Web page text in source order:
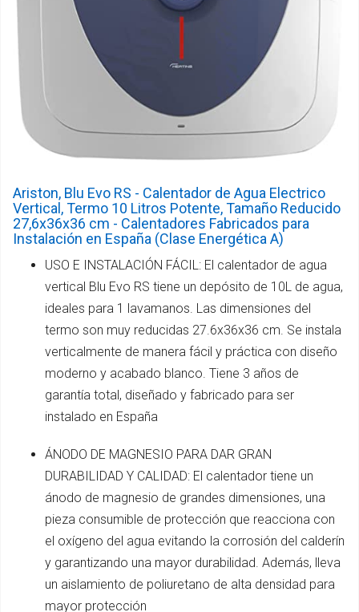
Ariston, Blu Evo RS - Calentador de Agua Electrico
Vertical, Termo 10 Litros Potente, Tamaño Reducido
27,6x36x36 cm - Calentadores Fabricados para
Instalación en España (Clase Energética A)
USO E INSTALACIÓN FÁCIL: El calentador de agua
vertical Blu Evo RS tiene un depósito de 10L de agua,
ideales para 1 lavamanos. Las dimensiones del
termo son muy reducidas 27.6x36x36 cm. Se instala
verticalmente de manera fácil y práctica con diseño
moderno y acabado blanco. Tiene 3 años de
garantía total, diseñado y fabricado para ser
instalado en España
ÁNODO DE MAGNESIO PARA DAR GRAN
DURABILIDAD Y CALIDAD: El calentador tiene un
ánodo de magnesio de grandes dimensiones, una
pieza consumible de protección que reacciona con
el oxígeno del agua evitando la corrosión del calderín
y garantizando una mayor durabilidad. Además, lleva
un aislamiento de poliuretano de alta densidad para
mayor protección